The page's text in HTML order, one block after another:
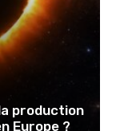
production
Europe ?